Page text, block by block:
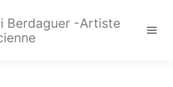
Berdaguer -Artiste